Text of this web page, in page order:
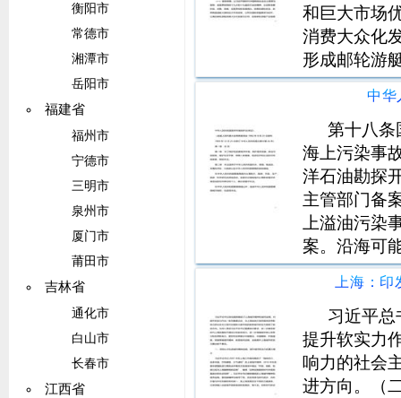
衡阳市
常德市
湘潭市
岳阳市
福建省
福州市
宁德市
三明市
泉州市
厦门市
莆田市
吉林省
通化市
白山市
长春市
江西省
和巨大市场
消费大众化
形成邮轮游
完善产业生
持国家政策
体系，坚守
系
中华
第十八条
海上污染事
洋石油勘探
主管部门备
上溢油污染
案。沿海可
的规定，制
门、海洋行
关部门在发
减
习近平总
提升软实力
响力的社会
进方向。（